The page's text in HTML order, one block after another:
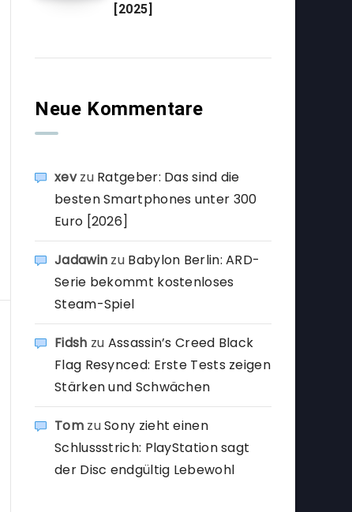
[2025]
Neue Kommentare
xevzu Ratgeber: Das sind die
besten Smartphones unter 300
Euro [2026]
Jadawin zu Babylon Berlin: ARD-
Serie bekommt kostenloses
Steam-Spiel
Fidsh zu Assassin’s Creed Black
Flag Resynced: Erste Tests zeigen
Stärken und Schwächen
TomzuSony zieht einen
Schlussstrich: PlayStation sagt
der Disc endgültig Lebewohl